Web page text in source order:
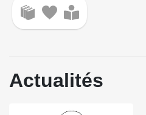
Actualités